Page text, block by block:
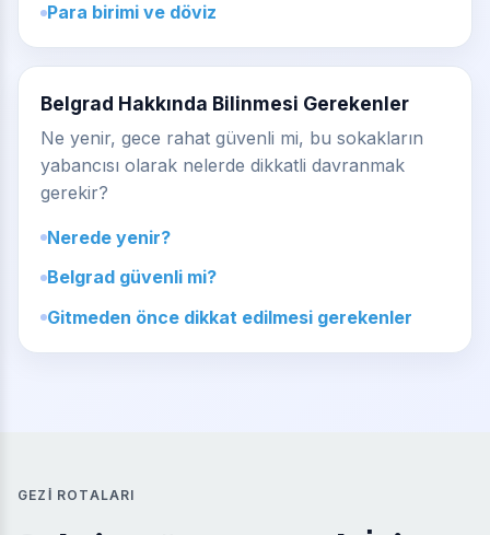
Para birimi ve döviz
Belgrad Hakkında Bilinmesi Gerekenler
Ne yenir, gece rahat güvenli mi, bu sokakların
yabancısı olarak nelerde dikkatli davranmak
gerekir?
Nerede yenir?
Belgrad güvenli mi?
Gitmeden önce dikkat edilmesi gerekenler
GEZI ROTALARI